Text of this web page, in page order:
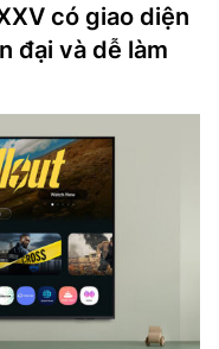
có giao diện
đại và dễ làm